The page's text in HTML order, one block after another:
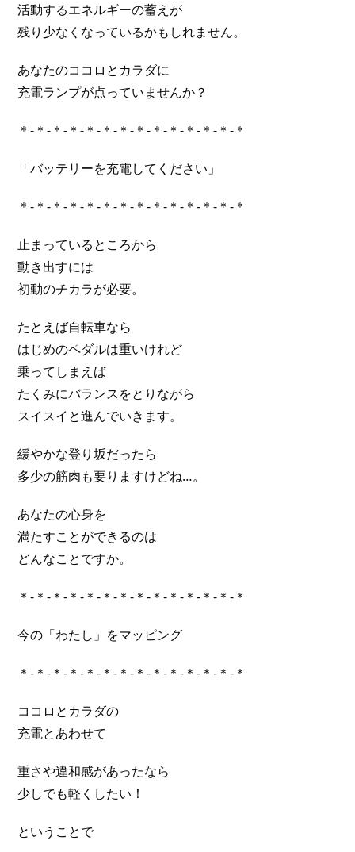
活動するエネルギーの蓄えが
残り少なくなっているかもしれません。
あなたのココロとカラダに
充電ランプが点っていませんか？
＊-＊-＊-＊-＊-＊-＊-＊-＊-＊-＊-＊-＊-＊
「バッテリーを充電してください」
＊-＊-＊-＊-＊-＊-＊-＊-＊-＊-＊-＊-＊-＊
止まっているところから
動き出すには
初動のチカラが必要。
たとえば自転車なら
はじめのペダルは重いけれど
乗ってしまえば
たくみにバランスをとりながら
スイスイと進んでいきます。
緩やかな登り坂だったら
多少の筋肉も要りますけどね…。
あなたの心身を
満たすことができるのは
どんなことですか。
＊-＊-＊-＊-＊-＊-＊-＊-＊-＊-＊-＊-＊-＊
今の「わたし」をマッピング
＊-＊-＊-＊-＊-＊-＊-＊-＊-＊-＊-＊-＊-＊
ココロとカラダの
充電とあわせて
重さや違和感があったなら
少しでも軽くしたい！
ということで